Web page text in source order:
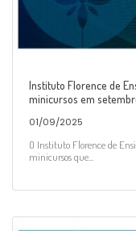
Instituto Florence de
minicursos em
01/09/2025
O Instituto Florence de
minicursos que...